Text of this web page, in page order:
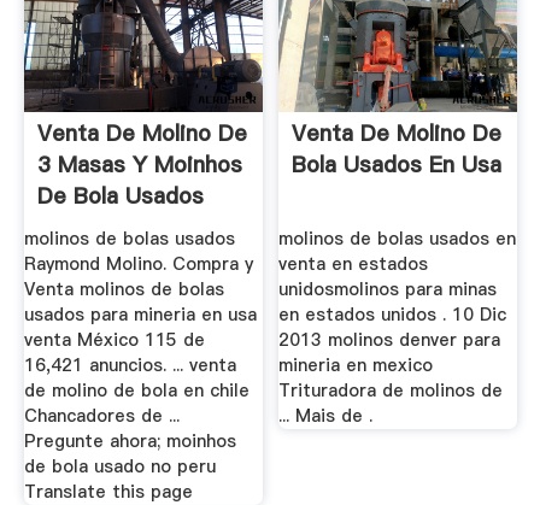
Venta De Molino De
3 Masas Y Moinhos
De Bola Usados
molinos de bolas usados
Raymond Molino. Compra y
Venta molinos de bolas
usados para mineria en usa
venta México 115 de
16,421 anuncios. ... venta
de molino de bola en chile
Chancadores de ...
Pregunte ahora; moinhos
de bola usado no peru
Translate this page
Venta De Molino De
Bola Usados En Usa
molinos de bolas usados en
venta en estados
unidosmolinos para minas
en estados unidos . 10 Dic
2013 molinos denver para
mineria en mexico
Trituradora de molinos de
... Mais de .